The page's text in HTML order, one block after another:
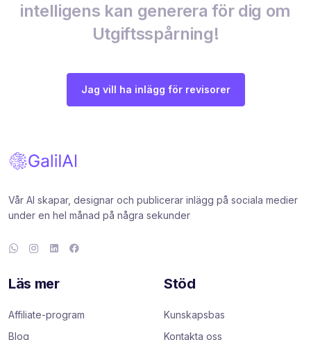
intelligens kan generera för dig om
Utgiftsspårning!
Jag vill ha inlägg för revisorer
Vår AI skapar, designar och publicerar inlägg på sociala medier
under en hel månad på några sekunder
Läs mer
Affiliate-program
Blog
Stöd
Kunskapsbas
Kontakta oss